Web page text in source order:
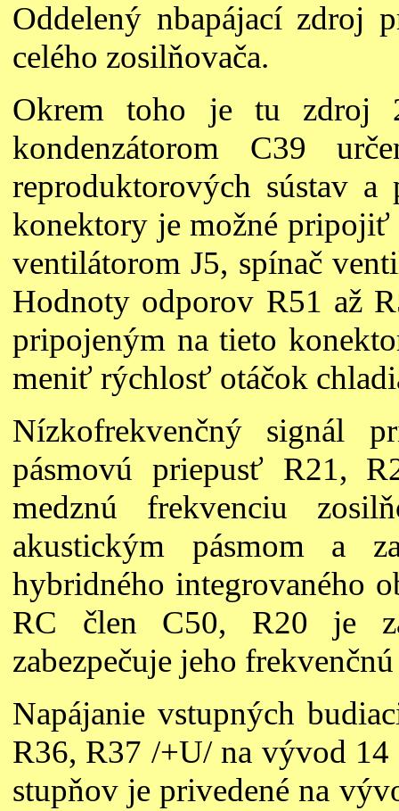
Oddelený nbapájací zdroj
celého zosilňovača.
Okrem toho je tu zdroj
kondenzátorom C39
reproduktorových sústav
konektory je možné pripojiť
ventilátorom J5, spínač
Hodnoty odporov R51 až
pripojeným na tieto
meniť rýchlosť otáčok
Nízkofrekvenčný signál
pásmovú priepusť R21,
medznú frekvenciu
akustickým pásmom a
hybridného integrovaného
RC člen C50, R20 je
zabezpečuje jeho
Napájanie vstupných
R36, R37 /+U/ na vývod
stupňov je privedené na